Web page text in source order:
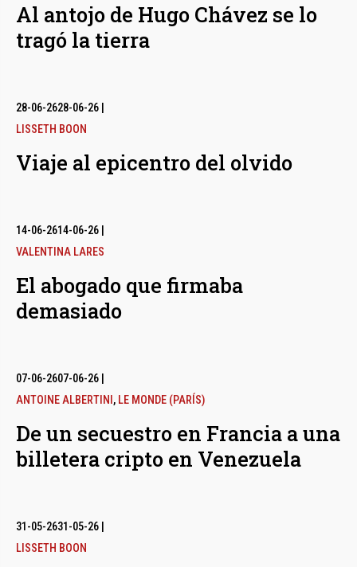
Al antojo de Hugo Chávez se lo
tragó la tierra
28-06-2628-06-26
LISSETH BOON
Viaje al epicentro del olvido
14-06-2614-06-26
VALENTINA LARES
El abogado que firmaba
demasiado
07-06-2607-06-26
ANTOINE ALBERTINI , LE MONDE (PARÍS)
De un secuestro en Francia a una
billetera cripto en Venezuela
31-05-2631-05-26
LISSETH BOON